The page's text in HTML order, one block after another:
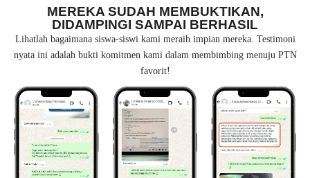
MEREKA SUDAH MEMBUKTIKAN,
DIDAMPINGI SAMPAI BERHASIL
Lihatlah bagaimana siswa-siswi kami meraih impian mereka. Testimoni
nyata ini adalah bukti komitmen kami dalam membimbing menuju PTN
favorit!